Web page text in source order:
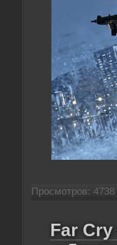
Просмотров: 4738 |
Far